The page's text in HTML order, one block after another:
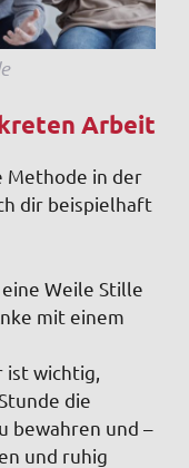
Arbeit
Methode in der
dir beispielhaft
Weile Stille
mit einem
ist wichtig,
die
bewahren und –
und ruhig